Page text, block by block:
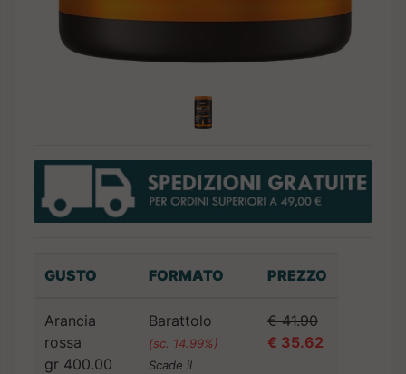
GUSTO FORMATO PREZZO
Arancia
rossa
gr 400.00
Barattolo
(sc. 14.99%)
Scade il
€ 41.90
€ 35.62